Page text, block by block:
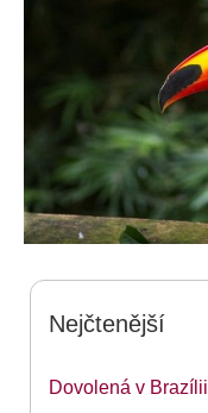
Nejčtenější
Dovolená v Brazílii